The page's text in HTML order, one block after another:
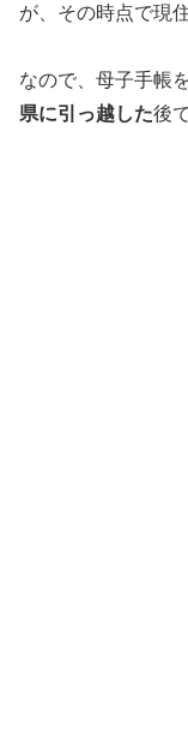
が、その時点で現
なので、母子手帳
県に引っ越した後